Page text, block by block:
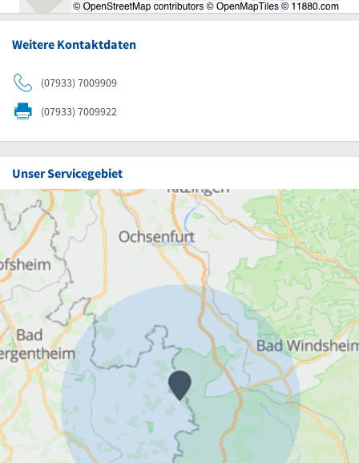
Weitere Kontaktdaten
(07933) 7009909
(07933) 7009922
Unser Servicegebiet